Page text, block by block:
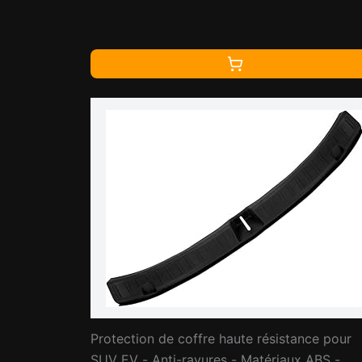
Protection de coffre haute résistance pour